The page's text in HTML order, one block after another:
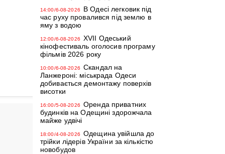
14:00/6-08-2026
В Одесі легковик під
час руху провалився під землю в
яму з водою
12:00/6-08-2026
XVII Одеський
кінофестиваль оголосив програму
фільмів 2026 року
10:00/6-08-2026
Скандал на
Ланжероні: міськрада Одеси
добивається демонтажу поверхів
висотки
16:00/5-08-2026
Оренда приватних
будинків на Одещині здорожчала
майже удвічі
18:00/4-08-2026
Одещина увійшла до
трійки лідерів України за кількістю
новобудов